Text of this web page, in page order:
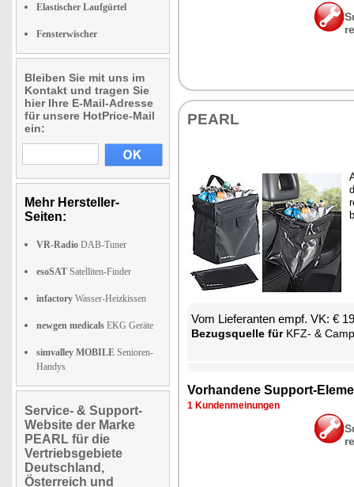
Elastischer Laufgürtel
Fensterwischer
Bleiben Sie mit uns im
Kontakt und tragen Sie
hier Ihre E-Mail-Adresse
für unsere HotPrice-Mail
ein:
Mehr Hersteller-
Seiten:
VR-Radio DAB-Tuner
esoSAT Satelliten-Finder
infactory Wasser-Heizkissen
newgen medicals EKG Geräte
simvalley MOBILE Senioren-
Handys
Service- & Support-
Website der Marke
PEARL für die
Vertriebsgebiete
Deutschland,
Österreich und
PEARL
Vom Lie­fe­ran­ten empf. VK: €
Be­zugs­quel­le fürKFZ- &
Vor­han­de­ne Sup­port-
1 Kun­den­mei­nun­gen